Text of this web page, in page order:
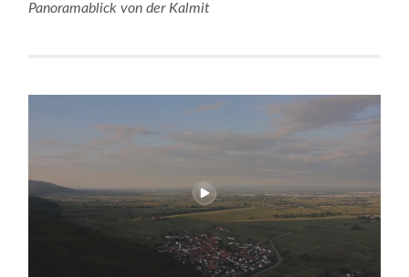
Panoramablick von der Kalmit